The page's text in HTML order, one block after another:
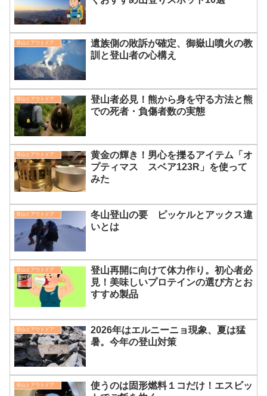
登山とアウトドア
遺族側の敗訴が確定、御嶽山噴火の教
訓と登山者の心構え
登山とアウトドア
登山者必見！熊から身を守る方法と熊
での死者・負傷者数の実態
登山とアウトドア
黄金の輝き！男心を擽るアイテム「オ
プティマス スベア123R」を使って
みた
登山とアウトドア
冬山登山の要 ピッケルとアックス違
いとは
登山とアウトドア
登山再開に向けて体力作り。初心者必
見！美味しいプロテインの選び方とお
すすめ製品
登山とアウトドア
2026年はエルニーニョ現象、夏は猛
暑。今年の登山対策
登山とアウトドア
使うのは固形燃料１コだけ！エスビッ